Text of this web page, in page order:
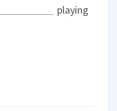
playing